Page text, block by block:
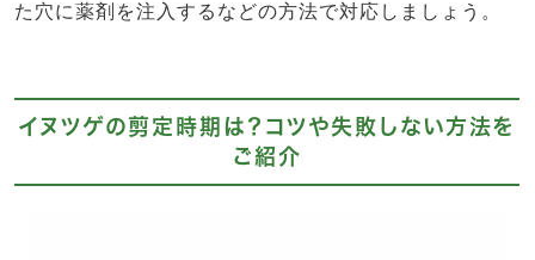
た穴に薬剤を注入するなどの方法で対応しましょう。
イヌツゲの剪定時期は？コツや失敗しない方法を
ご紹介